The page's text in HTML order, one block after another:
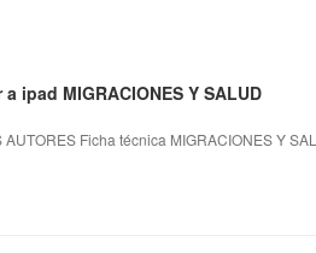
ipad MIGRACIONES Y SALUD
Ficha técnica MIGRACIONES Y